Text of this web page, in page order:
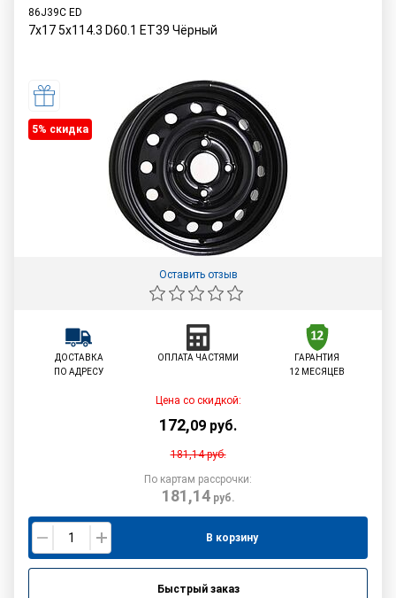
86J39C ED
7x17 5x114.3 D60.1 ET39 Чёрный
5% cкидка
Оставить отзыв
ДОСТАВКА
ПО АДРЕСУ
ОПЛАТА ЧАСТЯМИ
ГАРАНТИЯ
12 МЕСЯЦЕВ
Цена со скидкой:
172,09 руб.
181,14руб.
По картам рассрочки:
181,14руб.
В корзину
Быстрый заказ